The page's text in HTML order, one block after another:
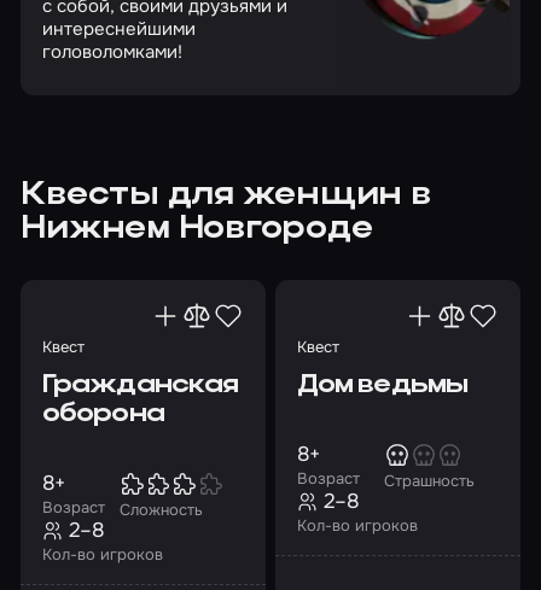
с собой, своими друзьями и
интереснейшими
головоломками!
Квесты для женщин в
Нижнем Новгороде
Квест
Гражданская
оборона
Возраст
8+
Сложность
Кол-во игроков
2–8
Квест
Дом ведьмы
Возраст
8+
Страшность
Кол-во игроков
2–8